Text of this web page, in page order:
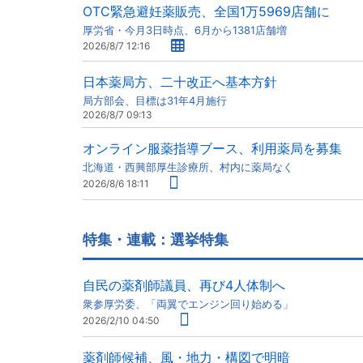
OTC緊急避妊薬販売、全国1万5969店舗に
厚労省・今月3日時点、6月から1381店舗増
2026/8/7 12:16
日本薬局方、二十改正へ基本方針
局方部会、目標は31年4月施行
2026/8/7 09:13
オンライン服薬指導ブース、利用薬局を募集
北海道・西興部厚生診療所、村内に薬局なく
2026/8/6 18:11
特集・連載：選挙特集
自民の薬剤師議員、再び4人体制へ
衆参厚労委、「両翼でエンジン回り始める」
2026/2/10 04:50
薬剤師候補、風・地力・構図で明暗